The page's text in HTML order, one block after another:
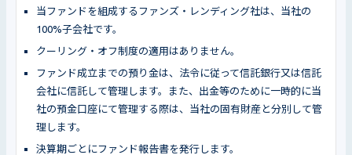
当ファンドを組成するファンズ・レンディング社は、当社の
100%子会社です。
クーリング・オフ制度の適用はありません。
ファンド成立までの預り金は、法令に従って信託銀行又は信託
会社に信託して管理します。また、出金等のために一時的に当
社の預金口座にて管理する際は、当社の固有財産と分別して管
理します。
決算期ごとにファンド報告書を発行します。